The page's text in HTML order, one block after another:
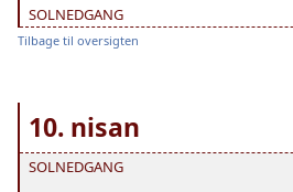
SOLNEDGANG
Tilbage til oversigten
10. nisan
SOLNEDGANG